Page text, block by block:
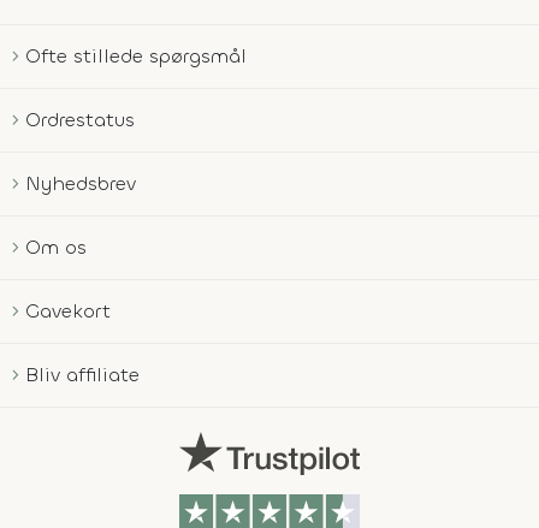
Ofte stillede spørgsmål
Ordrestatus
Nyhedsbrev
Om os
Gavekort
Bliv affiliate